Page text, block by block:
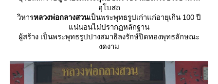
อุโบสถ
วิหารหลวงพ่อกลางสวนเป็นพระพุทธรูปเก่าแก่อายุเกิน 100 ปี
น่นอนไม่ปรากฏหลักฐาน
ผู้สร้าง เป็นพระพุทธรูปปางสมาธิลงรักษ์ปิดทองพุทธลักษณะ
งดงาม